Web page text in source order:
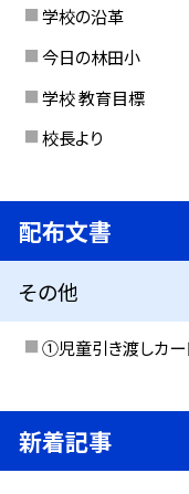
学校の沿革
今日の林田小
学校 教育目標
校長より
配布文書
その他
①児童引き渡しカー
新着記事